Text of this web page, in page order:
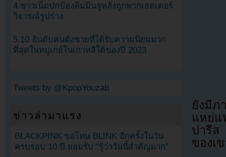
ยังมีภ
แหย่แ
ปารีส
ของเ
4.ชาวเน็ตปกป้องคิมมินจูหลังถูกพวกเฮดเตอร์
วิจารณ์รูปร่าง
5.10 อันดับคนดังชายที่ได้รับความนิยมมาก
ที่สุดในหมู่เกย์ในเกาหลีใต้ของปี 2023
Tweets by @KpopYouzab
ข่าวล่ามาแรง
BLACKPINK ขอโทษ BLINK อีกครั้งในวัน
ครบรอบ 10 ปี ยอมรับ “รู้ว่าวันนี้สำคัญมาก”